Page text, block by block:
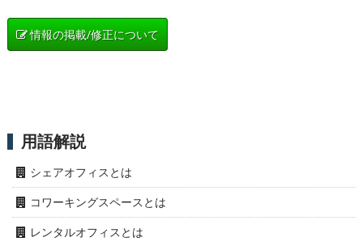
情報の掲載/修正について
用語解説
シェアオフィスとは
コワーキングスペースとは
レンタルオフィスとは